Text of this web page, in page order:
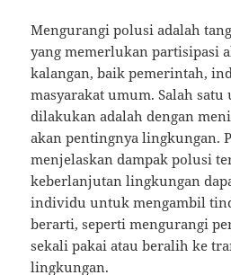
Mengurangi polusi adalah
yang memerlukan partisipasi
kalangan, baik pemerintah,
masyarakat umum. Salah satu
dilakukan adalah dengan
akan pentingnya lingkungan.
menjelaskan dampak polusi
keberlanjutan lingkungan
individu untuk mengambil
berarti, seperti mengurangi
sekali pakai atau beralih ke
lingkungan.